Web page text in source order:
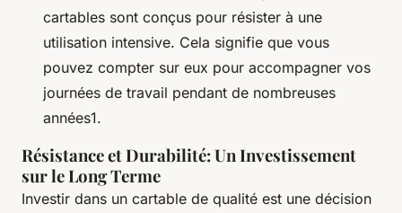
cartables sont conçus pour résister à une
utilisation intensive. Cela signifie que vous
pouvez compter sur eux pour accompagner vos
journées de travail pendant de nombreuses
années1.
Résistance et Durabilité: Un Investissement
sur le Long Terme
Investir dans un cartable de qualité est une décision